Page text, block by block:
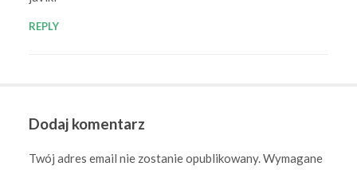
REPLY
Dodaj komentarz
Twój adres email nie zostanie opublikowany.Wymagane